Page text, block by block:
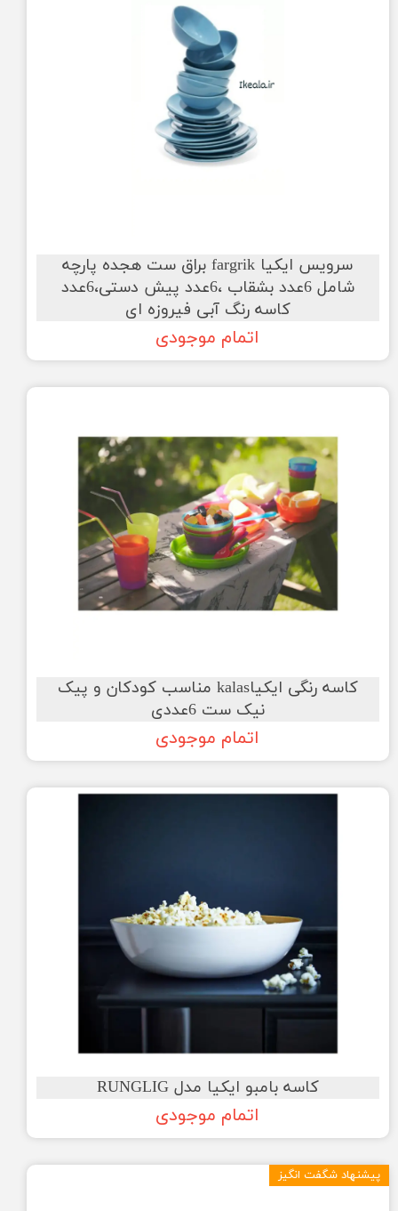
سرویس ایکیا fargrik براق ست هجده پارچه
شامل 6عدد بشقاب ،6عدد پیش دستی،6عدد
کاسه رنگ آبی فیروزه ای
اتمام موجودی
کاسه رنگی ایکیاkalas مناسب کودکان و پیک
نیک ست 6عددی
اتمام موجودی
کاسه بامبو ایکیا مدل RUNGLIG
اتمام موجودی
پیشنهاد شگفت انگیز